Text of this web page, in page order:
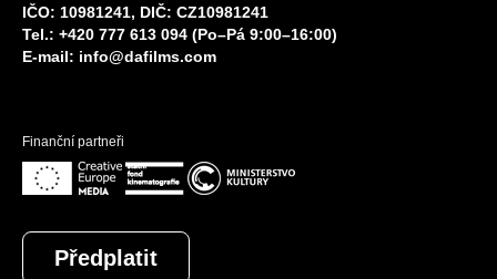
IČO: 10981241, DIČ: CZ10981241
Tel.: +420 777 613 094 (Po–Pá 9:00–16:00)
E-mail: info@dafilms.com
Finanční partneři
Předplatit